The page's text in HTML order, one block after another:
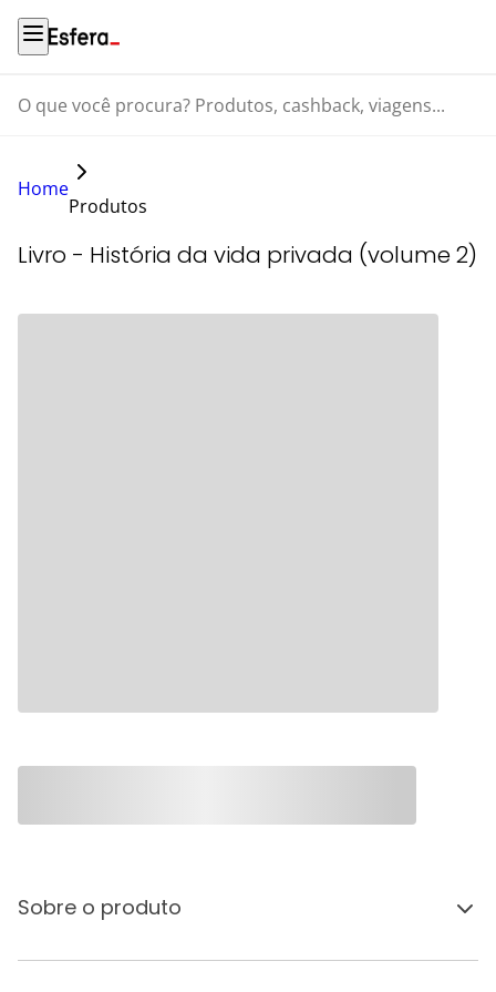
O que você procura? Produtos, cashback, viagens...
Home
Produtos
Livro - História da vida privada (volume 2)
Sobre o produto